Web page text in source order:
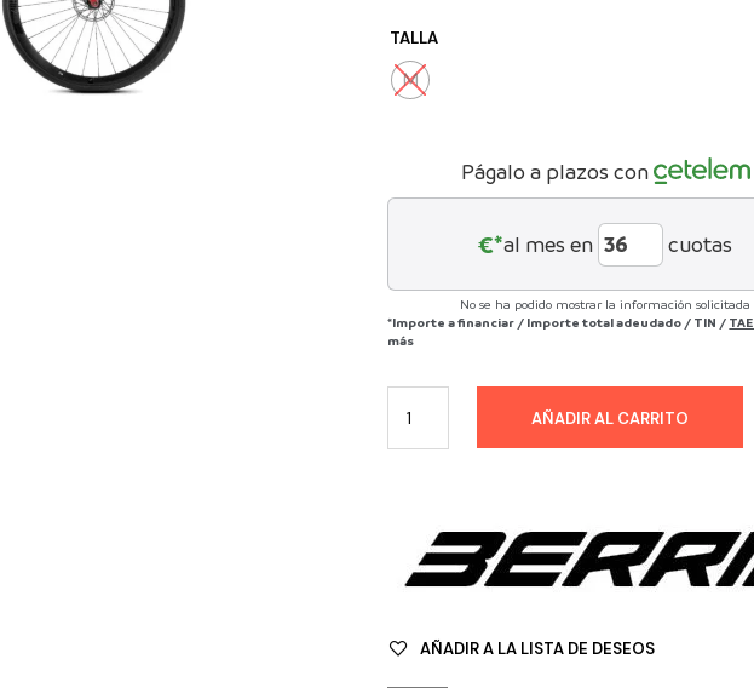
TALLA
M
Págalo a plazos con
€*al mes en cuotas
No se ha podido mostrar la información solicitada
*Importe a financiar / Importe total adeudado / TIN / TAE
más
AÑADIR AL CARRITO
AÑADIR A LA LISTA DE DESEOS